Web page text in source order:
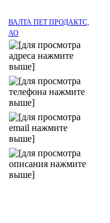
ВАЛТА ПЕТ ПРОДАКТС,
АО